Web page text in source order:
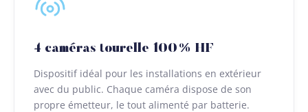
4 caméras tourelle 100% HF
Dispositif idéal pour les installations en extérieur
avec du public. Chaque caméra dispose de son
propre émetteur, le tout alimenté par batterie.